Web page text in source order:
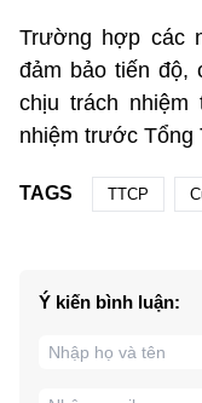
Trường hợp các
đảm bảo tiến độ,
chịu trách
nhiệm trước Tổng
TAGS TTCP
Ý kiến bình luận: